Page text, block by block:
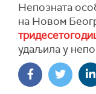
Непозната
на Новом
удаљила у